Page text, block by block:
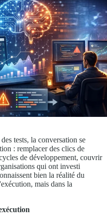
tests, la conversation se
: remplacer des clics de
de développement, couvrir
qui ont investi
bien la réalité du
mais dans la